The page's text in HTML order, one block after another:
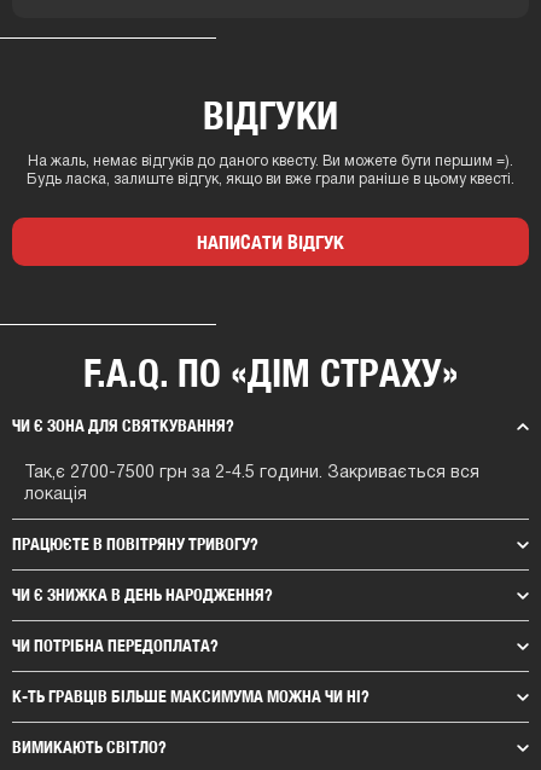
ВІДГУКИ
На жаль, немає відгуків до даного квесту. Ви можете бути першим =).
Будь ласка, залиште відгук, якщо ви вже грали раніше в цьому квесті.
НАПИСАТИ ВІДГУК
F.A.Q. ПО «ДІМ СТРАХУ»
ЧИ Є ЗОНА ДЛЯ СВЯТКУВАННЯ?
Так,є 2700-7500 грн за 2-4.5 години. Закривається вся
локація
ПРАЦЮЄТЕ В ПОВІТРЯНУ ТРИВОГУ?
ЧИ Є ЗНИЖКА В ДЕНЬ НАРОДЖЕННЯ?
ЧИ ПОТРІБНА ПЕРЕДОПЛАТА?
К-ТЬ ГРАВЦІВ БІЛЬШЕ МАКСИМУМА МОЖНА ЧИ НІ?
ВИМИКАЮТЬ СВІТЛО?